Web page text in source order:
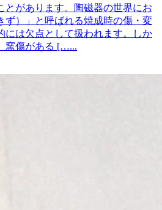
とがあります。陶磁器の世界にお
ず）」と呼ばれる焼成時の傷・変
には欠点として扱われます。しか
窯傷がある […...